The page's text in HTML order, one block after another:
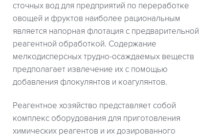
сточных вод для предприятий по переработке
овощей и фруктов наиболее рациональным
является напорная флотация с предварительной
реагентной обработкой. Содержание
мелкодисперсных трудно-осаждаемых веществ
предполагает извлечение их с помощью
добавления флокулянтов и коагулянтов.
Реагентное хозяйство представляет собой
комплекс оборудования для приготовления
химических реагентов и их дозированного